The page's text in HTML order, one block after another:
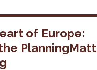
of Europe: